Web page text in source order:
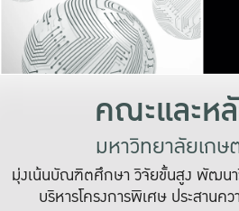
คณะและห
มหาวิทยาลัยเกษ
มุ่งเน้นบัณฑิตศึกษา วิจัยขั้นสูง พัฒนา
บริหารโครงการพิเศษ ประสานค